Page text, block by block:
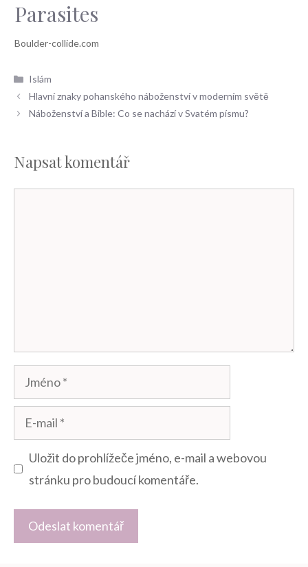
Parasites
Rubriky
Islám
Hlavní znaky pohanského náboženství v moderním světě
Náboženství a Bible: Co se nachází v Svatém písmu?
Napsat komentář
Jméno
mail
Uložit do prohlížeče jméno, e-mail a webovou
stránku pro budoucí komentáře.